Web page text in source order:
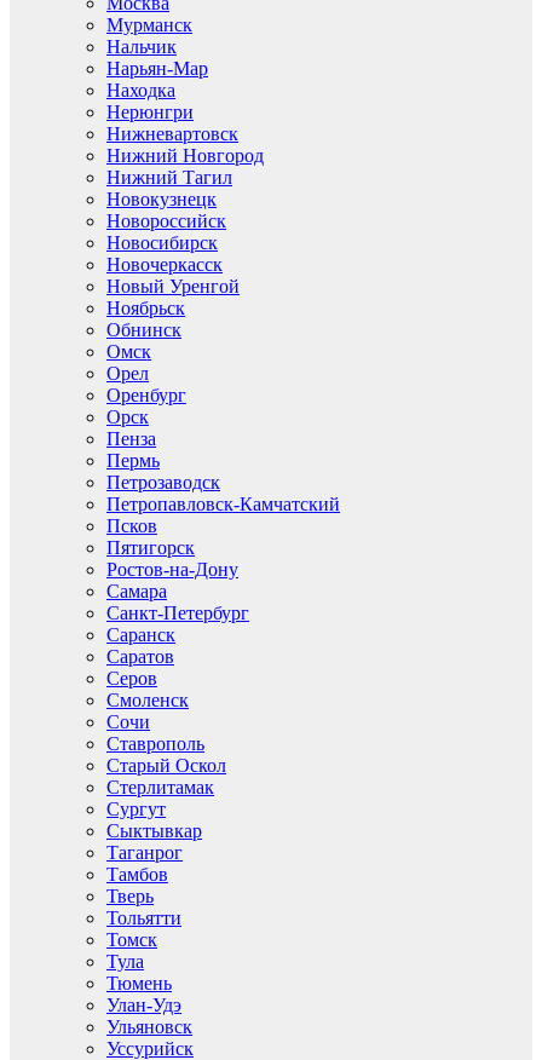
Мурманск
Нальчик
Нарьян-Мар
Находка
Нерюнгри
Нижневартовск
Нижний Новгород
Нижний Тагил
Новокузнецк
Новороссийск
Новосибирск
Новочеркасск
Новый Уренгой
Ноябрьск
Обнинск
Омск
Орел
Оренбург
Орск
Пенза
Пермь
Петрозаводск
Петропавловск-Камчатский
Псков
Пятигорск
Ростов-на-Дону
Самара
Санкт-Петербург
Саранск
Саратов
Серов
Смоленск
Сочи
Ставрополь
Старый Оскол
Стерлитамак
Сургут
Сыктывкар
Таганрог
Тамбов
Тверь
Тольятти
Томск
Тула
Тюмень
Улан-Удэ
Ульяновск
Уссурийск